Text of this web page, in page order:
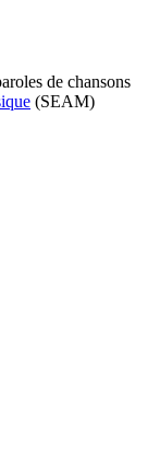
de chansons
(SEAM)